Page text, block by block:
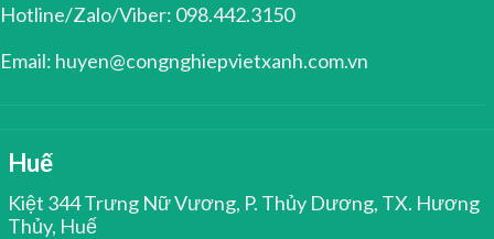
Hotline/Zalo/Viber: 098.442.3150
Email: huyen@congnghiepvietxanh.com.vn
Huế
Kiệt 344 Trưng Nữ Vương, P. Thủy Dương, TX. Hương
Thủy, Huế